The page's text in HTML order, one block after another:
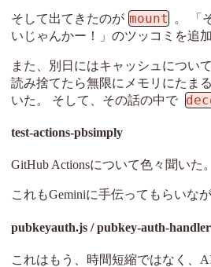
そして出てきたのが mount 。 「
いじゃんかー！」のツッコミを追加
また、別日にはキャッシュについ
読み捨てたら無限にメモリにたま
いた。 そして、その話の中で
test-actions-pbsimply
GitHub Actionsについて色々聞いた。
これもGeminiに手伝ってもらいな
pubkeyauth.js / pubkey-auth-handler
これはもう、時間短縮ではなく、